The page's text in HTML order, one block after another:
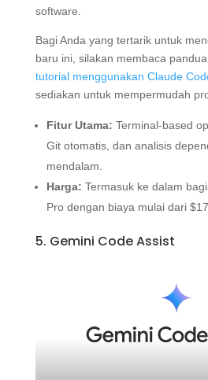
software.
Bagi Anda yang tertarik untuk
baru ini, silakan membaca
tutorial menggunakan Claude
sediakan untuk mempermudah
Fitur Utama: Terminal-based
Git otomatis, dan analisis
mendalam.
Harga: Termasuk ke dalam
Pro dengan biaya mulai dari
5. Gemini Code Assist